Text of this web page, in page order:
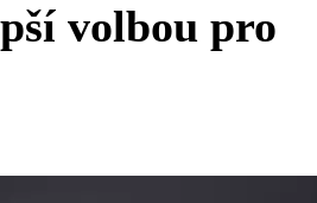
volbou pro